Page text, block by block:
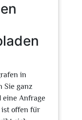
in
Sie ganz
eine Anfrage
ist offen für